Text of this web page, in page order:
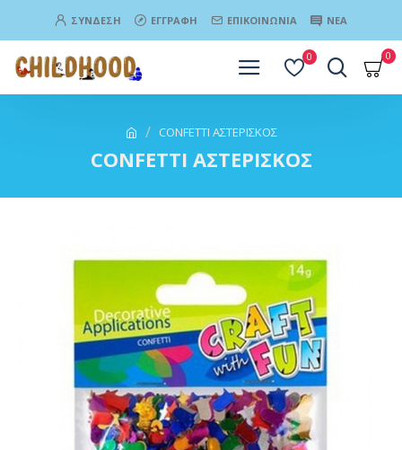
ΣΎΝΔΕΣΗ ΕΓΓΡΑΦΉ ΕΠΙΚΟΙΝΩΝΊΑ ΝΈΑ
0 0
CONFETTI ΑΣΤΕΡΙΣΚΟΣ
CONFETTI ΑΣΤΕΡΙΣΚΟΣ